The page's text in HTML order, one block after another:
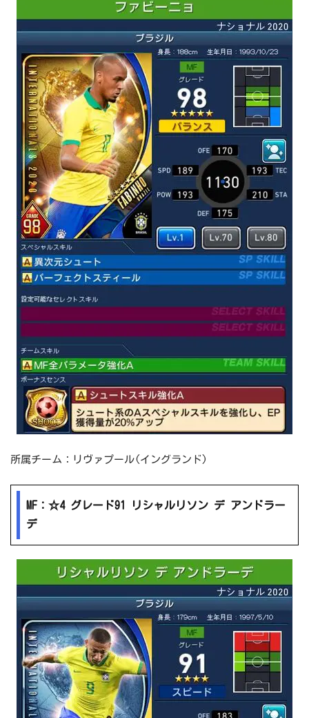
所属チーム：リヴァプール(イングランド)
MF：☆4 グレード91 リシャルリソン デ アンドラー
デ